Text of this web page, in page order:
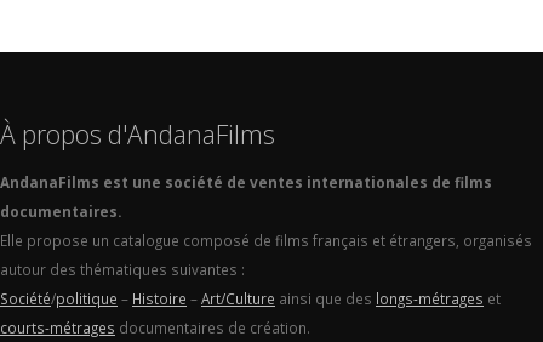
À propos d'AndanaFilms
AndanaFilms est une société de ventes internationales de films
documentaires.
Elle propose un catalogue composé de films français et étrangers, organisés
autour des thématiques suivantes :
Société/politique – Histoire –Art/Culture ainsi que des longs-métrages et
courts-métrages documentaires de création.